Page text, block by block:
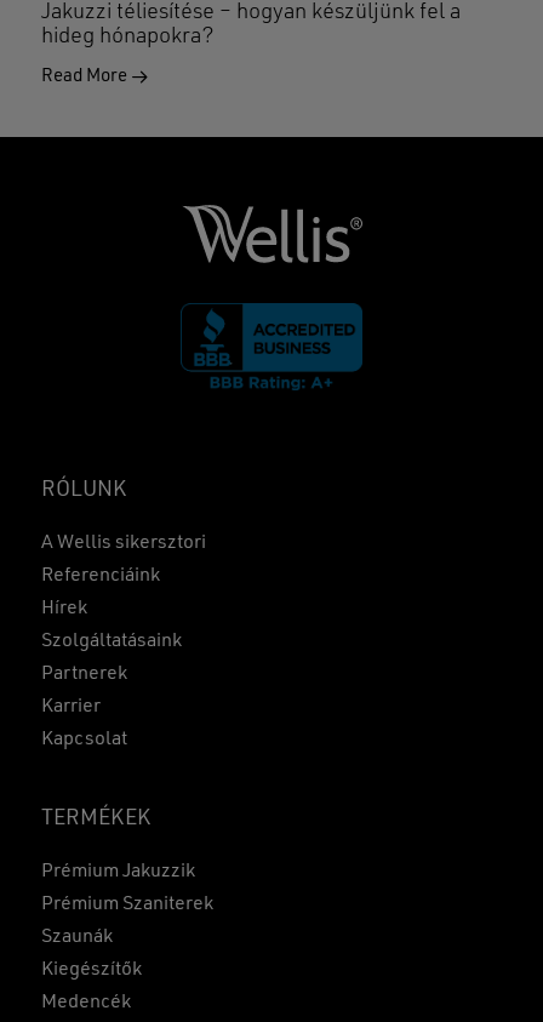
Jakuzzi téliesítése – hogyan készüljünk fel a
hideg hónapokra?
Read More
RÓLUNK
A Wellis sikersztori
Referenciáink
Hírek
Szolgáltatásaink
Partnerek
Karrier
Kapcsolat
TERMÉKEK
Prémium Jakuzzik
Prémium Szaniterek
Szaunák
Kiegészítők
Medencék